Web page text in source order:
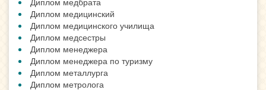
Диплом медицинский
Диплом медицинского училища
Диплом медсестры
Диплом менеджера
Диплом менеджера по туризму
Диплом металлурга
Диплом метролога